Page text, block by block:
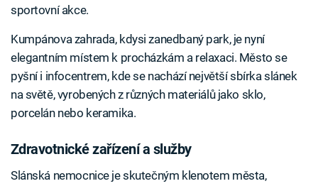
sportovní akce.
Kumpánova zahrada, kdysi zanedbaný park, je nyní
elegantním místem k procházkám a relaxaci. Město se
pyšní i infocentrem, kde se nachází největší sbírka slánek
na světě, vyrobených z různých materiálů jako sklo,
porcelán nebo keramika.
Zdravotnické zařízení a služby
Slánská nemocnice je skutečným klenotem města,